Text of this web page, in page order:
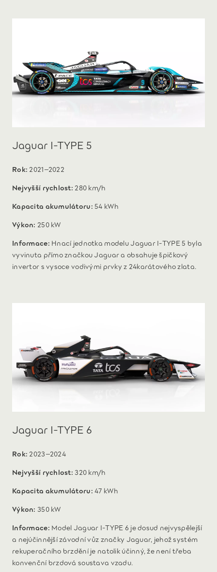
Jaguar I-TYPE 5
Rok: 2021–2022
Nejvyšší rychlost: 280 km/h
Kapacita akumulátoru: 54 kWh
Výkon: 250 kW
Informace: Hnací jednotka modelu Jaguar I-TYPE 5 byla
vyvinuta přímo značkou Jaguar a obsahuje špičkový
invertor s vysoce vodivými prvky z 24karátového zlata.
Jaguar I-TYPE 6
Rok: 2023–2024
Nejvyšší rychlost: 320 km/h
Kapacita akumulátoru:47 kWh
Výkon: 350 kW
Informace: Model Jaguar I-TYPE 6 je dosud nejvyspělejší
a nejúčinnější závodní vůz značky Jaguar, jehož systém
rekuperačního brzdění je natolik účinný, že není třeba
konvenční brzdová soustava vzadu.